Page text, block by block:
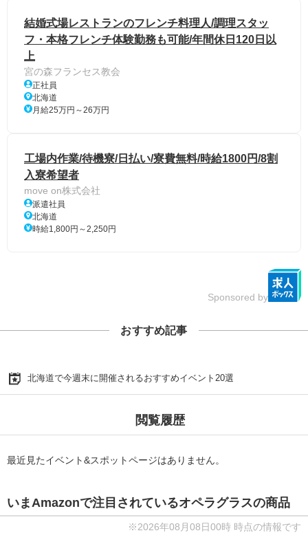
結婚式場レストランのフレンチ料理人/調理スタッ
フ・本格フレンチ体験勤務も可能/年間休日120日以
上
宮の森フランセス教会
正社員
北海道
月給25万円～26万円
工場内作業/待機寮/日払い/寮費無料/時給1800円/8割
入寮希望者
move on株式会社
派遣社員
北海道
時給1,800円～2,250円
Sponsored by
おすすめ記事
北海道で今週末に開催されるおすすめイベント20選
閲覧履歴
最近見たイベント&スポットページはありません。
いまAmazonで注目されているオペラグラスの商品
※2026年08月08日00時 時点の情報です